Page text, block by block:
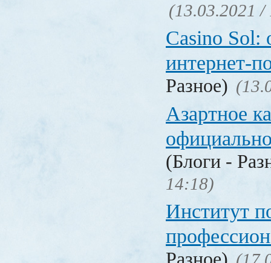
(13.03.2021 /
Casino Sol:
интернет-
Разное)
Азартное
(Блоги -
14:18)
Институт